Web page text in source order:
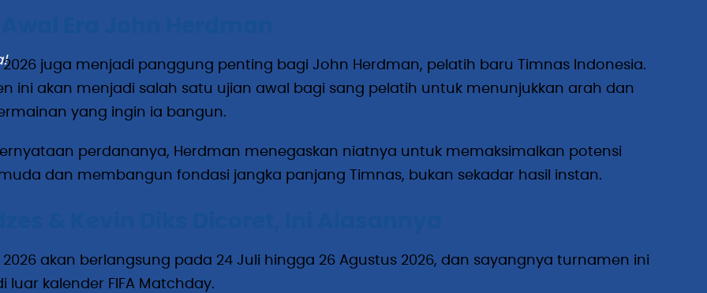
Era John Herdman
2026 juga menjadi panggung penting bagi John Herdman, pelatih baru Timnas Indonesia.
ini akan menjadi salah satu ujian awal bagi sang pelatih untuk menunjukkan arah dan
yang ingin ia bangun.
perdananya, Herdman menegaskan niatnya untuk memaksimalkan potensi
dan membangun fondasi jangka panjang Timnas, bukan sekadar hasil instan.
2026 akan berlangsung pada 24 Juli hingga 26 Agustus 2026, dan sayangnya turnamen ini
luar kalender FIFA Matchday.